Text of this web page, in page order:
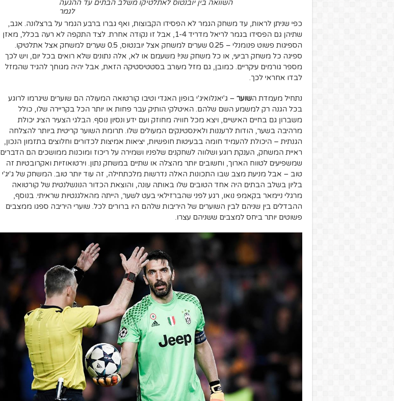
השוואה בין יובנטוס לאתלטיקו משלב הבתים עד ההגעה
לגמר
כפי שניתן לראות, עד משחק הגמר לא הפסידו הקבוצות, ואף גברו ברבע הגמר על ברצלונה. אגב,
שתיהן גם הפסידו בגמר לריאל מדריד 1-4, אבל זו נקודה אחרת. לצד התקפה לא רעה בכלל, מאזן
הספיגות פשוט פנומנלי – 0.25 שערים למשחק אצל יובנטוס, 0.5 שערים למשחק אצל אתלטיקו.
ספיגה כל משחק רביעי, או כל משחק שני! משעמם או לא, אלה נתונים שלא רואים בכל יום, ויש לכך
מספר גורמים עיקריים. כמובן, גם מזל מעורב בסטטיסטיקה הזאת, אבל יהיה מגוחך להגיד שהמזל
לבדו אחראי לכך.
נתחיל מעמדת השוער – ג'יאנלואיג'י בופון האגדי וטיבו קורטואה המעולה הם שוערים שיגרמו לרוגע
בכל הגנה רק למשמע השם שלהם. האיטלקי הותיק עבר פחות או יותר הכל בקריירה שלו, כולל
משברון גם בחיים האישיים, ויצא מכל חוויה מחוזק ועם ידע ונסיון נוסף. הבלגי הצעיר הציג יכולת
מרהיבה בשער, הודות לרעננות ולאינסטינקים המעולים שלו. תרומת השוער קריטית ביותר להצלחה
הגנתית – היכולת להעמיד חומה בבעיטות חופשיות, יציאות אמיצות לכדורים וחלוצים בתזמון הנכון,
ראיית המשחק, הענקת רוגע ושלווה לשחקנים שלפניו ושמירה על ריכוז ומוכנות ממושכים הם הדברים
שמשפיעים לטווח הארוך, וחשובים יותר מהצלה או שתיים במשחק נתון. וירטואוזיות ואקרובטיות זה
טוב – אבל מניעת מצב שבו התכונות האלה נדרשות מלכתחילה, זה עוד יותר טוב. המשחק של ג'יג'י
בליון בשלב הבתים היה אחד הטובים שלו באותה עונה, והוצאת הכדור הנונשלנטית של קורטואה
מרגלי ניימאר בקאמפ נואו, רגע לפני שהברזילאי בעט לשער, הייתה מהאלגנטיות שראיתי. בנוסף,
ההבדלים בין שניהם לבין השוערים של היריבות שלהם היו ברורים לכל. שוערי היריבה ספגו ממצבים
פשוטים יותר ביחס למצבים ששניהם עצרו.